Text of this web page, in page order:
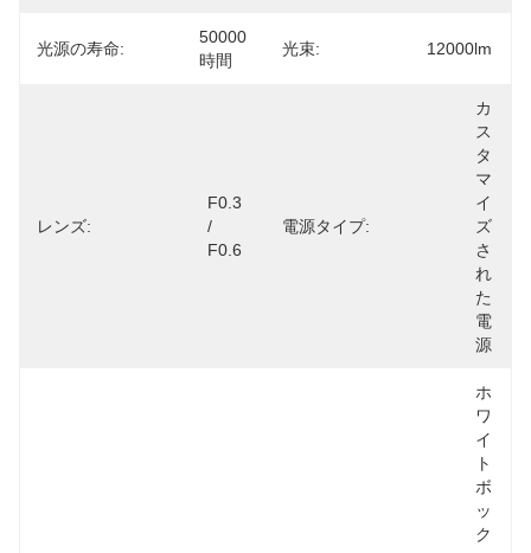
光源の寿命:
50000
時間
光束: 12000lm
レンズ:
F0.3
/
F0.6
電源タイプ:
カ
ス
タ
マ
イ
ズ
さ
れ
た
電
源
ホ
ワ
イ
ト
ボ
ッ
ク